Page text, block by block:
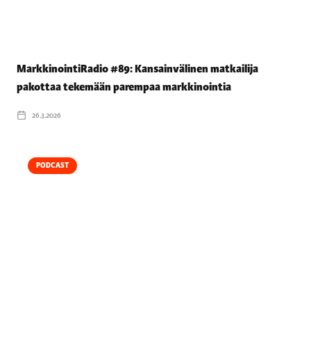
MarkkinointiRadio #89: Kansainvälinen matkailija
pakottaa tekemään parempaa markkinointia
26.3.2026
PODCAST